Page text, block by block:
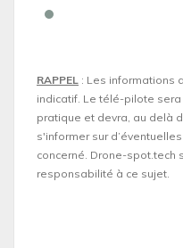
RAPPEL : Les informations
indicatif. Le télé-pilote
pratique et devra, au delà
s'informer sur
concerné. Drone-spot.tech
responsabilité à ce sujet.